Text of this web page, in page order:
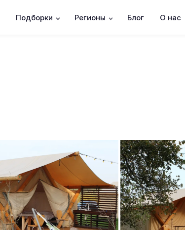
Подборки Регионы Блог О нас